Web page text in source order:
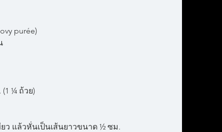
purée)
¼ ถ้วย)
ว แล้วหั่นเป็นเส้นยาวขนาด ½ ซม.